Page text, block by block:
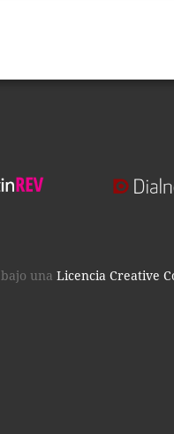
una Licencia Creative